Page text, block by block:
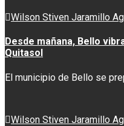
Wilson Stiven Jaramillo
Desde mañana, Bello
Quitasol
El municipio de Bello se
Wilson Stiven Jaramillo